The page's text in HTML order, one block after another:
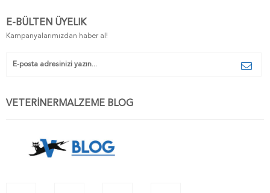
E-BÜLTEN ÜYELIK
Kampanyalarımızdan haber al!
VETERİNERMALZEME BLOG